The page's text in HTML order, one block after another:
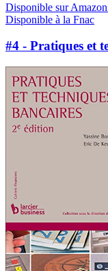
Disponible sur Amazon
Disponible à la Fnac
#4 - Pratiques et